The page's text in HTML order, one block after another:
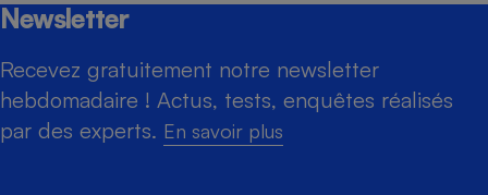
Newsletter
Recevez gratuitement notre newsletter
hebdomadaire ! Actus, tests, enquêtes réalisés
par des experts. En savoir plus